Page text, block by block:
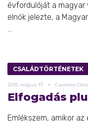
évfordulóját a magyar
elnök jelezte, a
CSALÁDTÖRTÉNETEK
2015. május 17. Csontos Dóra
Elfogadás
Emlékszem, amikor